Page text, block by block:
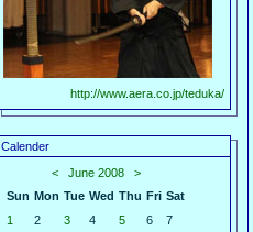
http://www.aera.co.jp/teduka/
Calender
<
June 2008
>
Sun Mon Tue Wed Thu Fri Sat
1
2 3 4 5 6
7